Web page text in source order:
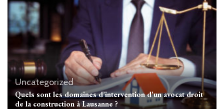
Uncategorized
Quels sont les domaines d’intervention d’un avocat droit
de la construction à Lausanne ?